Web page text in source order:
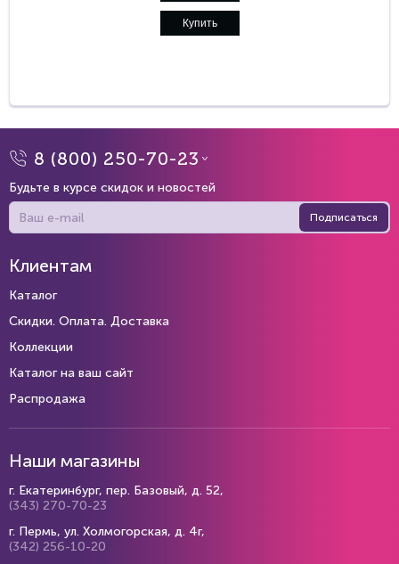
Купить
8 (800) 250-70-23
Будьте в курсе скидок и новостей
Подписаться
Клиентам
Каталог
Скидки. Оплата. Доставка
Коллекции
Каталог на ваш сайт
Распродажа
Наши магазины
г. Екатеринбург, пер. Базовый, д. 52,
(343) 270-70-23
г. Пермь, ул. Холмогорская, д. 4г,
(342) 256-10-20